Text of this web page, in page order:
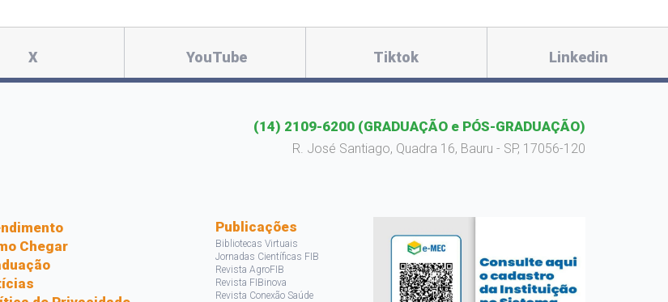
X YouTube Tiktok Linkedin
(14) 2109-6200 (GRADUAÇÃO e PÓS-GRADUAÇÃO)
R. José Santiago, Quadra 16, Bauru - SP, 17056-120
Chegar
Publicações
Bibliotecas Virtuais
Jornadas Científicas FIB
Revista AgroFIB
Revista FIBinova
Revista Conexão Saúde